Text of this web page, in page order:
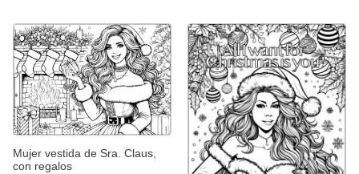
Mujer vestida de Sra. Claus,
con regalos